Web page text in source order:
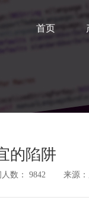
首页
的陷阱
数： 9842 来源：